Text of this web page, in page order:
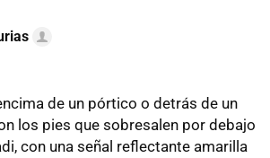
de un pórtico o detrás de un
los pies que sobresalen por debajo
con una señal reflectante amarilla